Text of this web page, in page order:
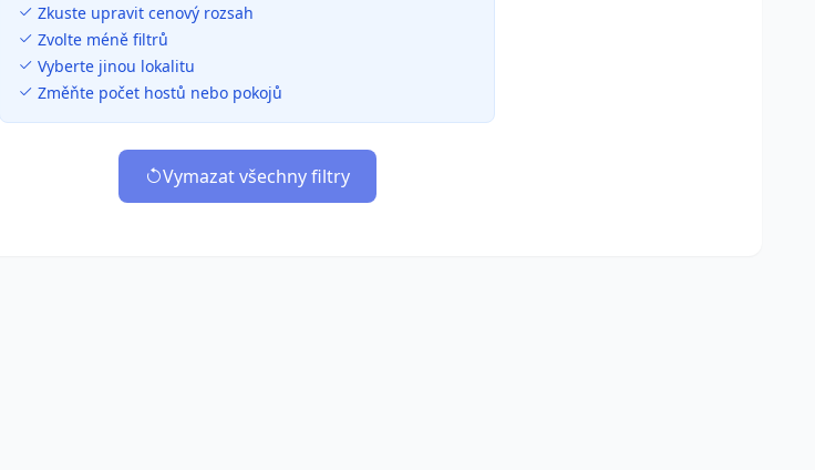
Zkuste upravit cenový rozsah
Zvolte méně filtrů
Vyberte jinou lokalitu
Změňte počet hostů nebo pokojů
Vymazat všechny filtry